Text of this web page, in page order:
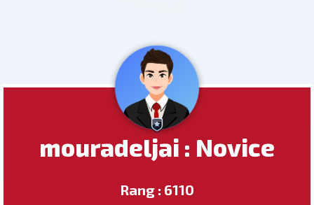
mouradeljai : Novice
Rang : 6110